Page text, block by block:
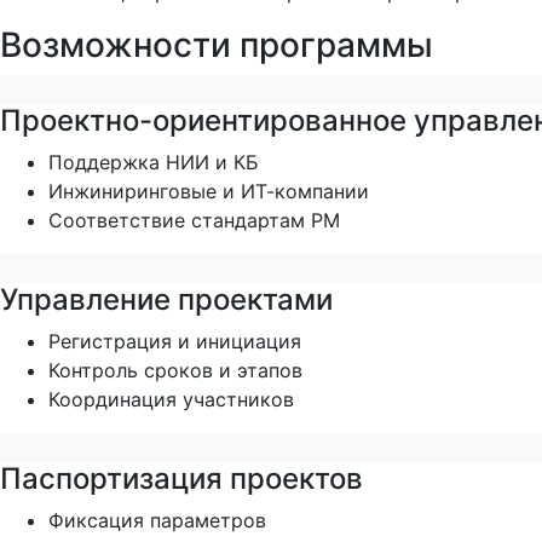
Возможности программы
Проектно-ориентированное
Поддержка НИИ и КБ
Инжиниринговые и ИТ-компании
Соответствие стандартам PM
Управление проектами
Регистрация и инициация
Контроль сроков и этапов
Координация участников
Паспортизация проектов
Фиксация параметров